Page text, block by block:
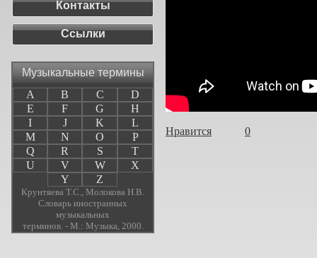
Контакты
Ссылки
Музыкальные термины
A
B C
D
E
F G
H
I
J K
L
M
N O
P
Q
R S
T
U
V W
X
Y
Z
Крунтяева Т.С., Молокова Н.В.
Словарь иностранных
музыкальных
терминов. - М.: Музыка, 2000.
Нравится 0